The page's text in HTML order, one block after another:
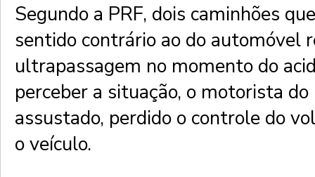
Segundo a PRF, dois caminhões
sentido contrário ao do automóvel
ultrapassagem no momento do
perceber a situação, o motorista
assustado, perdido o controle do
o veículo.